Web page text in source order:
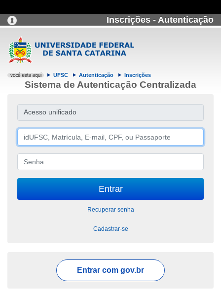
Inscrições - Autenticação
UFSC Autenticação Inscrições
Sistema de Autenticação Centralizada
Acesso unificado
Recuperar senha
Cadastrar-se
Entrar com gov.br